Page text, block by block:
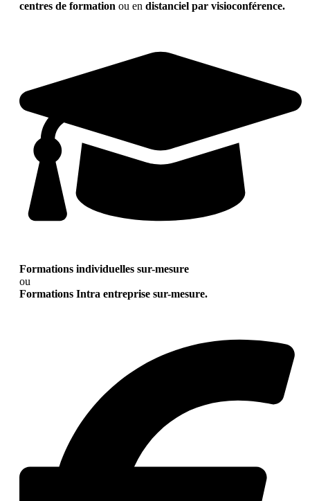
centres de formation ou en distanciel par visioconférence.
Formations individuelles sur-mesure
ou
Formations Intra entreprise sur-mesure.